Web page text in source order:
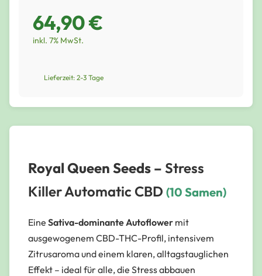
64,90 €
inkl. 7% MwSt.
Lieferzeit: 2-3 Tage
Royal Queen Seeds – Stress
Killer Automatic CBD (10 Samen)
Eine Sativa-dominante Autoflower mit
ausgewogenem CBD-THC-Profil, intensivem
Zitrusaroma und einem klaren, alltagstauglichen
Effekt – ideal für alle, die Stress abbauen